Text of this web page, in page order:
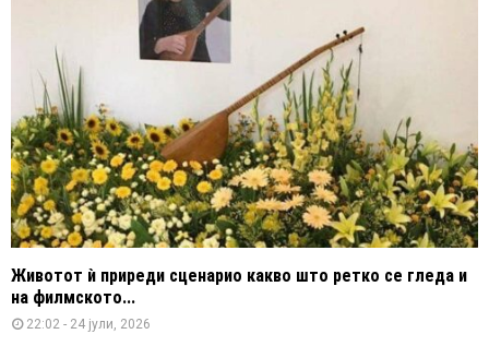
Животот ѝ приреди сценарио какво што ретко се гледа и
на филмското...
22:02 - 24 јули, 2026